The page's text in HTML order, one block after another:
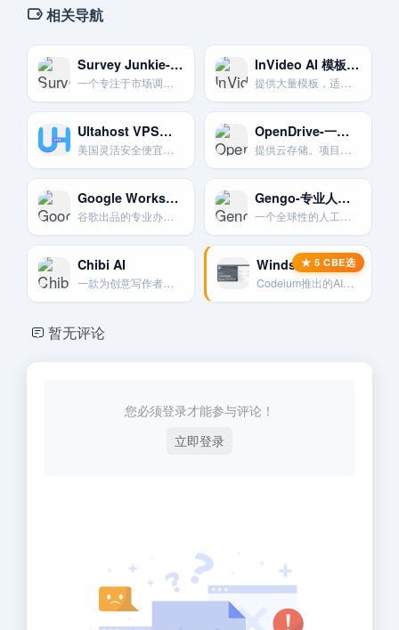
相关导航
Survey Junkie-专业在线调查社区
一个专注于市场调研的在线调查平台。用户通过分享意见来影响品牌并赚取奖励。
InVideo AI 模板化视频制作
提供大量模板，适合 marketers 快速制作各类营销视频。
Ultahost VPS便宜又安全的虚拟主机
美国灵活安全便宜的虚拟主机
OpenDrive-一体化在线办公套件
提供云存储。项目管理。在线笔记和实时文档协作的一体化解决方案。
Google Workspace-企业邮箱与协作套件
谷歌出品的专业办公套件。为独立站提供自定义域名邮箱和一系列生产力工具。
Gengo-专业人工翻译平台
一个全球性的人工翻译服务平台。为数千名认证翻译员提供灵活的在线工作。
Chibi AI
一款为创意写作者设计的极简AI工具，强调作者与AI的协作，而非完全替代。
Windsurf – Codeium流式编程IDE
Codeium推出的AI编程IDE
暂无评论
您必须登录才能参与评论！
立即登录